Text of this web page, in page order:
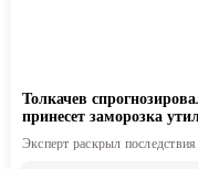
Толкачев
принесет заморозка
Эксперт раскрыл